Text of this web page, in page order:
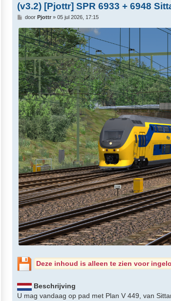
(v3.2) [Pjottr] SPR 6933 + 6948
B
r
i
c
h
t
door Pjottr» 05 jul 2026, 17:15
Deze inhoud is alleen te zien voor
Beschrijving
U mag vandaag op pad met Plan V 449, van